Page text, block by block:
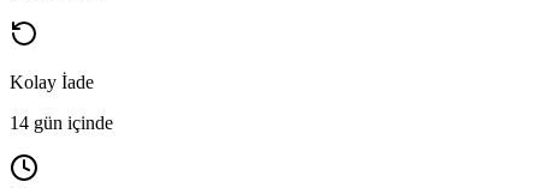
Kolay İade
14 gün içinde